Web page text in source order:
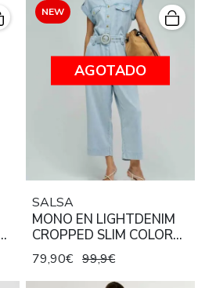
NEW
AGOTADO
SALSA
MONO EN LIGHTDENIM
CROPPED SLIM COLOR
AZUL CLARO
79,90€ 99,9€